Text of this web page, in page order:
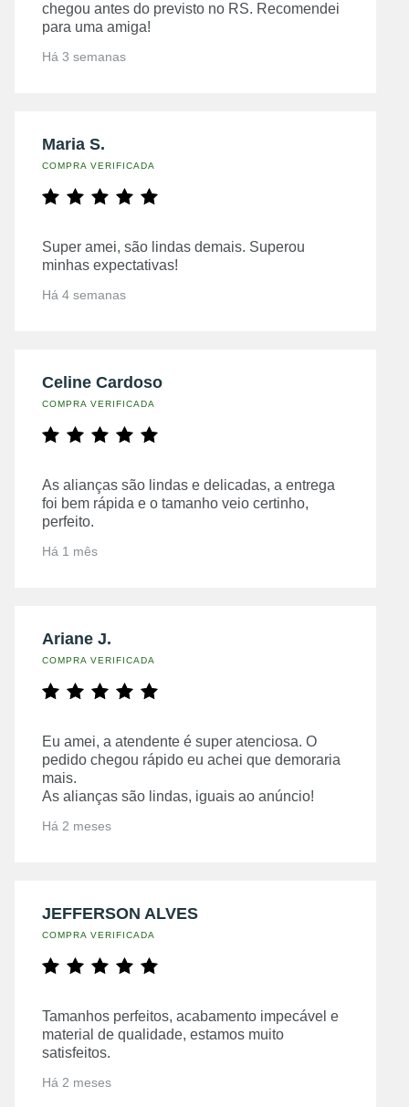
chegou antes do previsto no RS. Recomendei
para uma amiga!
Há 3 semanas
Maria S.
COMPRA VERIFICADA
Super amei, são lindas demais. Superou
minhas expectativas!
Há 4 semanas
Celine Cardoso
COMPRA VERIFICADA
As alianças são lindas e delicadas, a entrega
foi bem rápida e o tamanho veio certinho,
perfeito.
Há 1 mês
Ariane J.
COMPRA VERIFICADA
Eu amei, a atendente é super atenciosa. O
pedido chegou rápido eu achei que demoraria
mais.
As alianças são lindas, iguais ao anúncio!
Há 2 meses
JEFFERSON ALVES
COMPRA VERIFICADA
Tamanhos perfeitos, acabamento impecável e
material de qualidade, estamos muito
satisfeitos.
Há 2 meses